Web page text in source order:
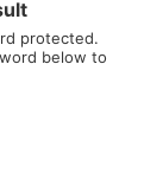
protected.
below to